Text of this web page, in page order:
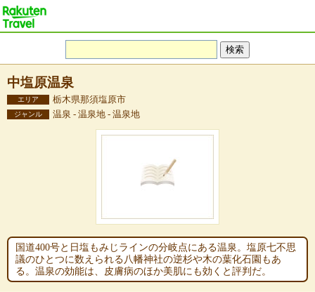
中塩原温泉
エリア 栃木県那須塩原市
ジャンル 温泉 - 温泉地 - 温泉地
国道400号と日塩もみじラインの分岐点にある温泉。塩原七不思
議のひとつに数えられる八幡神社の逆杉や木の葉化石園もあ
る。温泉の効能は、皮膚病のほか美肌にも効くと評判だ。